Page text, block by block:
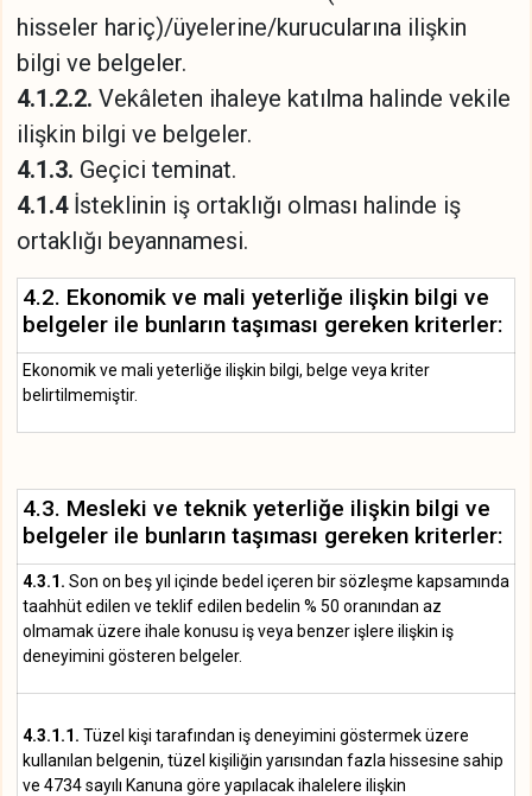
hisseler hariç)/üyelerine/kurucularına ilişkin
bilgi ve belgeler.
4.1.2.2. Vekâleten ihaleye katılma halinde vekile
ilişkin bilgi ve belgeler.
4.1.3. Geçici teminat.
4.1.4İsteklinin iş ortaklığı olması halinde iş
ortaklığı beyannamesi.
4.2. Ekonomik ve mali yeterliğe ilişkin bilgi ve
belgeler ile bunların taşıması gereken kriterler:
Ekonomik ve mali yeterliğe ilişkin bilgi, belge veya kriter
belirtilmemiştir.
4.3. Mesleki ve teknik yeterliğe ilişkin bilgi ve
belgeler ile bunların taşıması gereken kriterler:
4.3.1. Son on beş yıl içinde bedel içeren bir sözleşme kapsamında
taahhüt edilen ve teklif edilen bedelin % 50 oranından az
olmamak üzere ihale konusu iş veya benzer işlere ilişkin iş
deneyimini gösteren belgeler.
4.3.1.1. Tüzel kişi tarafından iş deneyimini göstermek üzere
kullanılan belgenin, tüzel kişiliğin yarısından fazla hissesine sahip
ve 4734 sayılı Kanuna göre yapılacak ihalelere ilişkin